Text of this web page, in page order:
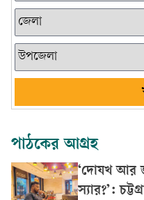
পাঠকের আগ্রহ
‘দোযখ আর
স্যার?’: